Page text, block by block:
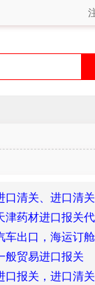
口清关、进口清
津药材进口报关
车出口，海运订
般贸易进口报关
口报关，进口清